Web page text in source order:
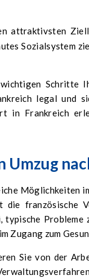
Sozialsystem
Schritte
legal und
in Frankreich
Umzug
Möglichkeiten
die
Probleme
Zugang zum
Sie von der